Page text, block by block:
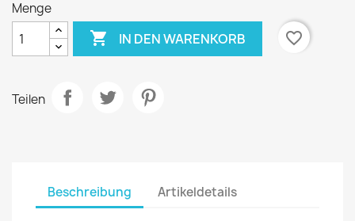
Menge
 IN DEN WARENKORB favorite_border
Teilen
Beschreibung Artikeldetails